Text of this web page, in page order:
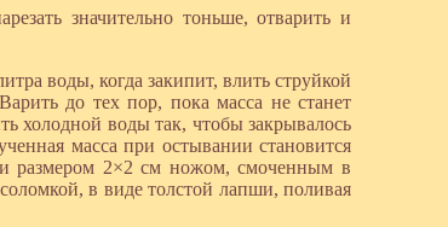
значительно тоньше, отварить и
воды, когда закипит, влить струйкой
до тех пор, пока масса не станет
холодной воды так, чтобы закрывалось
масса при остывании становится
размером 2×2 см ножом, смоченным в
в виде толстой лапши, поливая